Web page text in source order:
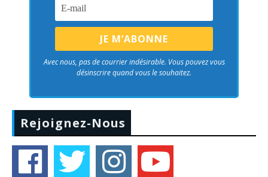
Avec nous, pas de courrier indésirable. Vous pouvez vous
désinscrire quand vous le souhaitez.
Rejoignez-Nous